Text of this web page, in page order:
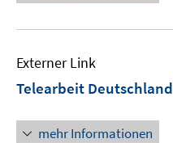
Externer Link
Telearbeit Deutschland
mehr Informationen